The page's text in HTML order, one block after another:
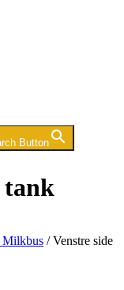
Button
tank
Milkbus / Venstre side